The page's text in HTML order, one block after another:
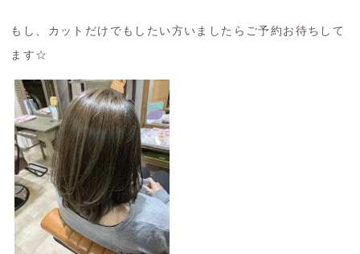
もし、カットだけでもしたい方いましたらご予約お待ちして
ます☆